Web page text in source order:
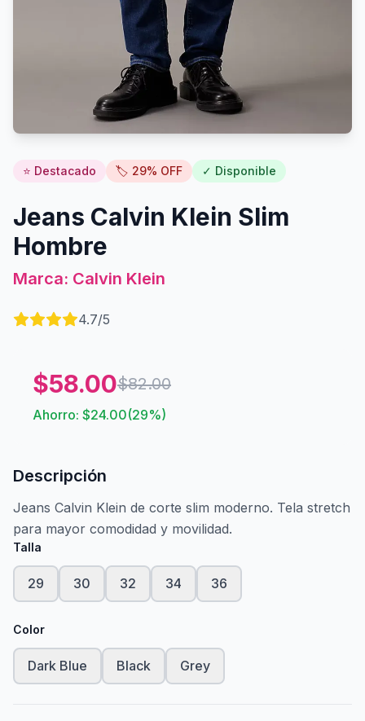
⭐ Destacado 🏷️ 29% OFF ✓ Disponible
Jeans Calvin Klein Slim
Hombre
Marca: Calvin Klein
4.7/5
$58.00$82.00
Ahorro: $24.00(29%)
Descripción
Jeans Calvin Klein de corte slim moderno. Tela stretch
para mayor comodidad y movilidad.
Talla
29 30 32 34 36
Color
Dark Blue Black Grey